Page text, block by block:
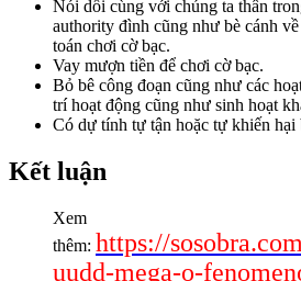
Nói dối cùng với chúng ta thân
authority đình cũng như bè cánh
toán chơi cờ bạc.
Vay mượn tiền để chơi cờ bạc.
Bỏ bê công đoạn cũng như các
trí hoạt động cũng như sinh hoạt
Có dự tính tự tận hoặc tự khiến hại
Kết luận
Xem
thêm: https://
uudd-mega-o-